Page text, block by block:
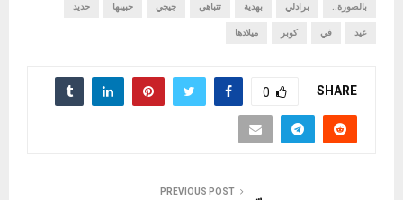
بالصورة.. برادلي بهدية تتباهى جيجي حبيبها حديد
عيد في كوبر ميلادها
SHARE
0
PREVIOUS POST